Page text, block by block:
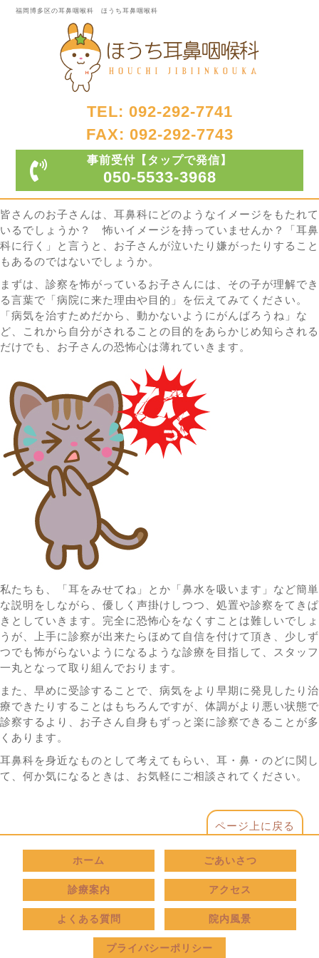
福岡博多区の耳鼻咽喉科 ほうち耳鼻咽喉科
TEL: 092-292-7741
FAX: 092-292-7743
事前受付 【タップで発信】
050-5533-3968
皆さんのお子さんは、耳鼻科にどのようなイメージをもたれて
いるでしょうか？ 怖いイメージを持っていませんか？「耳鼻
科に行く」と言うと、お子さんが泣いたり嫌がったりすること
もあるのではないでしょうか。
まずは、診察を怖がっているお子さんには、その子が理解でき
る言葉で「病院に来た理由や目的」を伝えてみてください。
「病気を治すためだから、動かないようにがんばろうね」な
ど、これから自分がされることの目的をあらかじめ知らされる
だけでも、お子さんの恐怖心は薄れていきます。
私たちも、「耳をみせてね」とか「鼻水を吸います」など簡単
な説明をしながら、優しく声掛けしつつ、処置や診察をてきぱ
きとしていきます。完全に恐怖心をなくすことは難しいでしょ
うが、上手に診察が出来たらほめて自信を付けて頂き、少しず
つでも怖がらないようになるような診療を目指して、スタッフ
一丸となって取り組んでおります。
また、早めに受診することで、病気をより早期に発見したり治
療できたりすることはもちろんですが、体調がより悪い状態で
診察するより、お子さん自身もずっと楽に診察できることが多
くあります。
耳鼻科を身近なものとして考えてもらい、耳・鼻・のどに関し
て、何か気になるときは、お気軽にご相談されてください。
ページ上に戻る
ホーム ごあいさつ
診療案内 アクセス
よくある質問 院内風景
プライバシーポリシー